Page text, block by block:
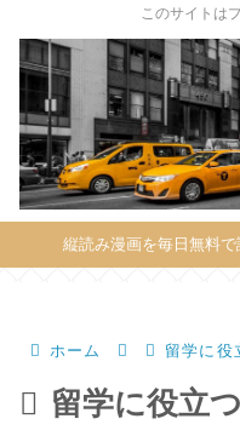
このサイトは
縦読み漫画を毎日無料
ホーム 留学に役
留学に役立